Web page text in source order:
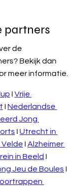
partners
de
Bekijk dan
meer informatie.
I Vrije
I Nederlandse
Jong
I Utrecht in
Velde I Alzheimer
in Beeld I
Jeu de Boules I